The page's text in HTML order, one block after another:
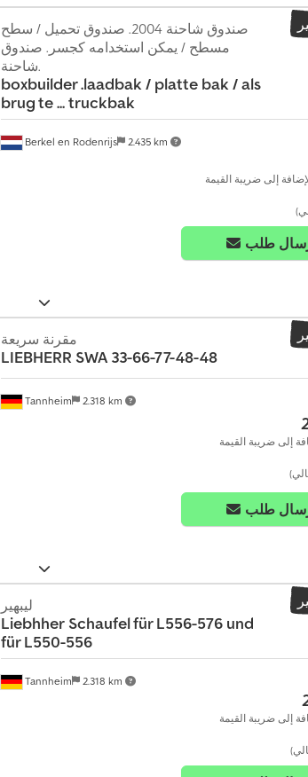
Berkel en Rodenrijs 2.435 km
صندوق شاحنة 2004. صندوق تحميل / سطح
مسطح / يمكن استخدامه كجسر. صندوق
شاحنة.
boxbuilder .laadbak / platte bak / als
brug te ...truckbak
إلى ضريبة القيمة
طلب
Tannheim 2.318 km
مقرنة سريعة
LIEBHERR SWA 33-66-77-48-48
إلى ضريبة القيمة
طلب
Tannheim 2.318 km
ليبهير
Liebhher Schaufel für L556-576 und
für L550-556
إلى ضريبة القيمة